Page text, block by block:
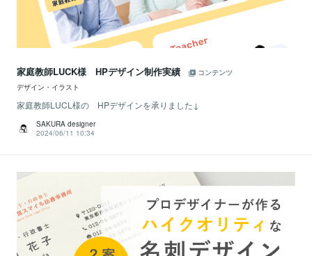
家庭教師LUCK様 HPデザイン制作実績
コンテンツ
デザイン・イラスト
家庭教師LUCL様の HPデザインを承りました↓
SAKURA designer
2024/06/11 10:34